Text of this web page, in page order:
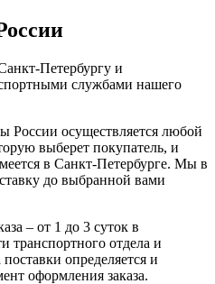
Петербургу и
службами нашего
России осуществляется любой
выберет покупатель, и
в Санкт-Петербурге. Мы в
до выбранной вами
– от 1 до 3 суток в
транспортного отдела и
определяется и
оформления заказа.